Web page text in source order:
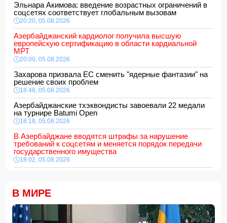
Эльнара Акимова: введение возрастных ограничений в
соцсетях соответствует глобальным вызовам
20:20, 05.08.2026
Азербайджанский кардиолог получила высшую
европейскую сертификацию в области кардиальной
МРТ
20:00, 05.08.2026
Захарова призвала ЕС сменить "ядерные фантазии" на
решение своих проблем
18:48, 05.08.2026
Азербайджанские тхэквондисты завоевали 22 медали
на турнире Batumi Open
18:18, 05.08.2026
В Азербайджане вводятся штрафы за нарушение
требований к соцсетям и меняется порядок передачи
государственного имущества
18:02, 05.08.2026
18:00, 05.08.2026
Арестован муж известной ведущей Нигяр Фархад
16:48, 05.08.2026
В МИРЕ